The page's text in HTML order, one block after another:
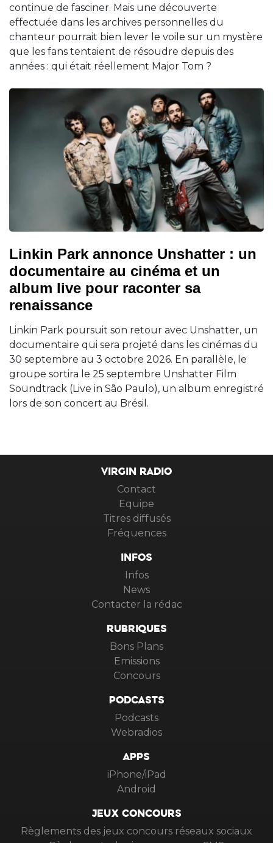
continue de fasciner. Mais une découverte
effectuée dans les archives personnelles du
chanteur pourrait bien lever le voile sur un mystère
que les fans tentaient de résoudre depuis des
années : qui était réellement Major Tom ?
Linkin Park annonce Unshatter : un
documentaire au cinéma et un
album live pour raconter sa
renaissance
Linkin Park poursuit son retour avec Unshatter, un
documentaire qui sera projeté dans les cinémas du
30 septembre au 3 octobre 2026. En parallèle, le
groupe sortira le 25 septembre Unshatter Film
Soundtrack (Live in São Paulo), un album enregistré
lors de son concert au Brésil.
VIRGIN RADIO
Contact
Equipe
Titres diffusés
Fréquences
INFOS
Infos
News
Contacter la rédac
RUBRIQUES
Bons Plans
Emissions
Concours
PODCASTS
Podcasts
Webradios
APPS
iPhone/iPad
Android
JEUX CONCOURS
Règlements des jeux concours réseaux sociaux